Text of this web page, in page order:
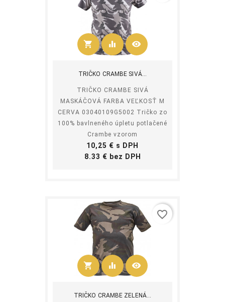
shopping_cart
Kúpiť
equalizer visibility
TRIČKO CRAMBE SIVÁ...
TRIČKO CRAMBE SIVÁ
MASKÁČOVÁ FARBA VEĽKOSŤ M
CERVA 03040109G5002 Tričko zo
100% bavlneného úpletu potlačené
Crambe vzorom
Cena
10,25 € s DPH
8.33 € bez DPH
shopping_cart
Kúpiť
equalizer visibility
TRIČKO CRAMBE ZELENÁ...
favorite_border